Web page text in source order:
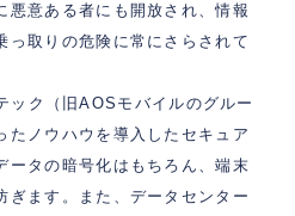
悪意ある者にも開放され、情報
っ取りの危険に常にさらされて
ック（旧AOSモバイルのグルー
たノウハウを導入したセキュア
ータの暗号化はもちろん、端末
ぎます。また、データセンター